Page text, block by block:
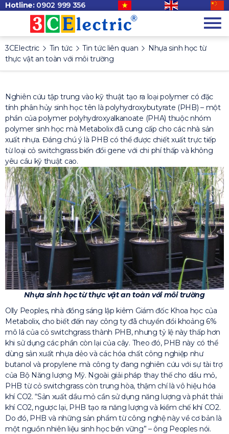
Hotline: 0902 999 356
3CElectric Tin tức Tin tức liên quan
Nhựa sinh học từ
thực vật an toàn với môi trường
Nghiên cứu tập trung vào kỹ thuật tạo ra loại polymer có đặc
tính phân hủy sinh học tên là polyhydroxybutyrate (PHB) – một
phần của polymer polyhydroxyalkanoate (PHA) thuộc nhóm
polymer sinh học mà Metabolix đã cung cấp cho các nhà sản
xuất nhựa. Đáng chú ý là PHB có thể được chiết xuất trực tiếp
từ loại cỏ switchgrass biến đổi gene với chi phí thấp và không
yêu cầu kỹ thuật cao.
Nhựa sinh học từ thực vật an toàn với môi trường
Olly Peoples, nhà đồng sáng lập kiêm Giám đốc Khoa học của
Metabolix, cho biết đến nay công ty đã chuyển đổi khoảng 6%
mô lá của cỏ switchgrass thành PHB, nhưng tỷ lệ này thấp hơn
khi sử dụng các phần còn lại của cây. Theo đó, PHB này có thể
dùng sản xuất nhựa dẻo và các hóa chất công nghiệp như
butanol và propylene mà công ty đang nghiên cứu với sự tài trợ
của Bộ Năng lượng Mỹ. Ngoài giải pháp thay thế cho dầu mỏ,
PHB từ cỏ switchgrass còn trung hòa, thậm chí là vô hiệu hóa
khí CO2. “Sản xuất dầu mỏ cần sử dụng năng lượng và phát thải
khí CO2, ngược lại, PHB tạo ra năng lượng và kiềm chế khí CO2.
Do đó, PHB và những sản phẩm từ công nghệ này về cơ bản là
một nguồn nhiên liệu sinh học bền vững” – ông Peoples nói.